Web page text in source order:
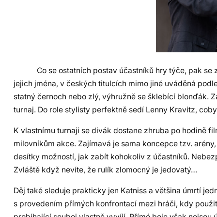
Co se ostatních postav účastníků hry týče, pak se z
jejich jména, v českých titulcích mimo jiné uváděná
statný černoch nebo zlý, výhružně se šklebící blonďák.
turnaj. Do role stylisty perfektně sedí Lenny Kravitz,
K vlastnímu turnaji se divák dostane zhruba po hodině
milovníkům akce. Zajímavá je sama koncepce tzv.
desítky možností, jak zabít kohokoliv z účastníků.
Zvláště když nevíte, že rulík zlomocný je jedovatý…
Děj také sleduje prakticky jen Katniss a většina úmrtí
s provedením přímých konfrontací mezi hráči, kdy